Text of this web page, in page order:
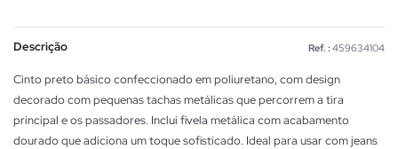
Descrição Ref. : 459634104
Cinto preto básico confeccionado em poliuretano, com design
decorado com pequenas tachas metálicas que percorrem a tira
principal e os passadores. Inclui fivela metálica com acabamento
dourado que adiciona um toque sofisticado. Ideal para usar com jeans